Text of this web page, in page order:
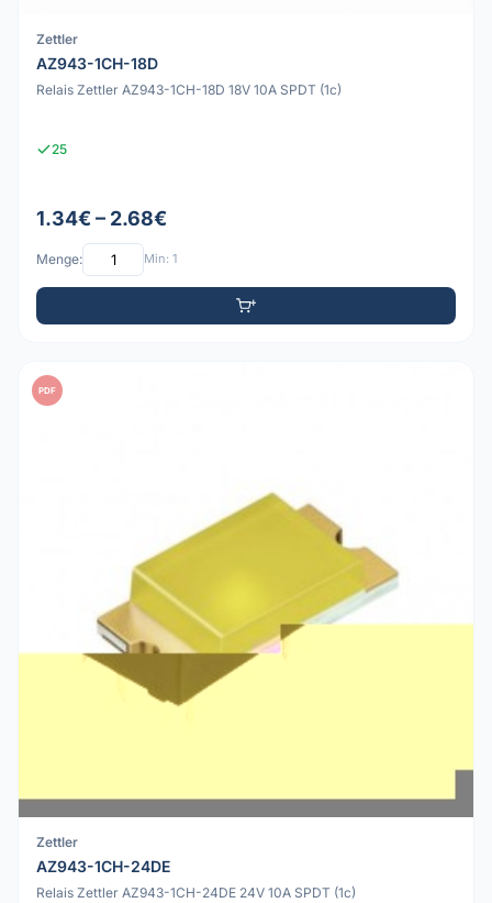
Zettler
AZ943-1CH-18D
Relais Zettler AZ943-1CH-18D 18V 10A SPDT (1c)
25
1.34€ – 2.68€
Menge: Min: 1
PDF
Zettler
AZ943-1CH-24DE
Relais Zettler AZ943-1CH-24DE 24V 10A SPDT (1c)